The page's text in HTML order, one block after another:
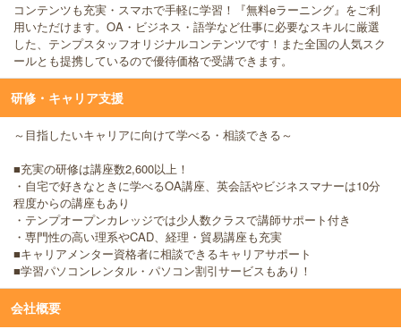
コンテンツも充実・スマホで手軽に学習！『無料eラーニング』をご利
用いただけます。OA・ビジネス・語学など仕事に必要なスキルに厳選
した、テンプスタッフオリジナルコンテンツです！また全国の人気スク
ールとも提携しているので優待価格で受講できます。
研修・キャリア支援
～目指したいキャリアに向けて学べる・相談できる～
■充実の研修は講座数2,600以上！
・自宅で好きなときに学べるOA講座、英会話やビジネスマナーは10分
程度からの講座もあり
・テンプオープンカレッジでは少人数クラスで講師サポート付き
・専門性の高い理系やCAD、経理・貿易講座も充実
■キャリアメンター資格者に相談できるキャリアサポート
■学習パソコンレンタル・パソコン割引サービスもあり！
会社概要